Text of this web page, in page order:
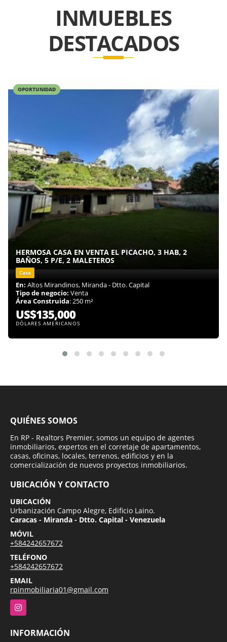
INMUEBLES
DESTACADOS
OPORTUNIDAD
HERMOSA CASA EN VENTA EL PICACHO, 3 HAB, 2
BAÑOS, 5 P/E, 2 MALETEROS
Casa
En: Altos Mirandinos, Miranda - Dtto. Capital
Tipo de negocio: Venta
Área Construida: 250 m²
US$135,000
DÓLARES AMERICANOS
QUIÉNES SOMOS
En RP - Realtors Premier, somos un equipo de agentes
inmobiliarios, expertos en el corretaje de apartamentos,
casas, oficinas, locales, terrenos, edificios y en la
comercialización de nuevos proyectos inmobiliarios.
UBICACIÓN Y CONTACTO
UBICACIÓN
Urbanización Campo Alegre, Edificio Laino.
Caracas - Miranda - Dtto. Capital - Venezuela
MÓVIL
+584242657672
TELÉFONO
+584242657672
EMAIL
rpinmobiliaria01@gmail.com
Instagram
INFORMACIÓN